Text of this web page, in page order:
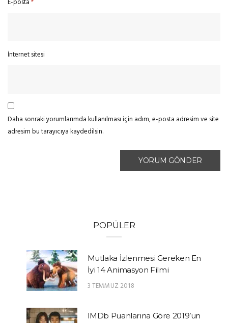
E-posta*
İnternet sitesi
Daha sonraki yorumlarımda kullanılması için adım, e-posta adresim ve site
adresim bu tarayıcıya kaydedilsin.
POPÜLER
Mutlaka İzlenmesi Gereken En
İyi 14 Animasyon Filmi
3 TEMMUZ 2018
IMDb Puanlarına Göre 2019’un